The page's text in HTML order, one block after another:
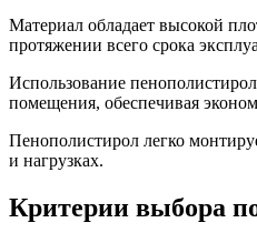
Материал обладает высокой
протяжении всего срока
Использование
помещения, обеспечивая
Пенополистирол легко
и нагрузках.
Критерии выбора